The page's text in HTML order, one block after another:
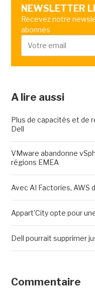
NEWSLETTER
Recevez notre
abonnés
A lire aussi
Plus de capacités et de
Dell
VMware abandonne
régions EMEA
Avec AI Factories, AWS
Appart'City opte pour
Dell pourrait supprimer
Commentaire